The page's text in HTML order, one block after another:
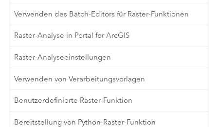
Verwenden des Batch-Editors für Raster-Funktionen
Raster-Analyse in Portal for ArcGIS
Raster-Analyseeinstellungen
Verwenden von Verarbeitungsvorlagen
Benutzerdefinierte Raster-Funktion
Bereitstellung von Python-Raster-Funktion